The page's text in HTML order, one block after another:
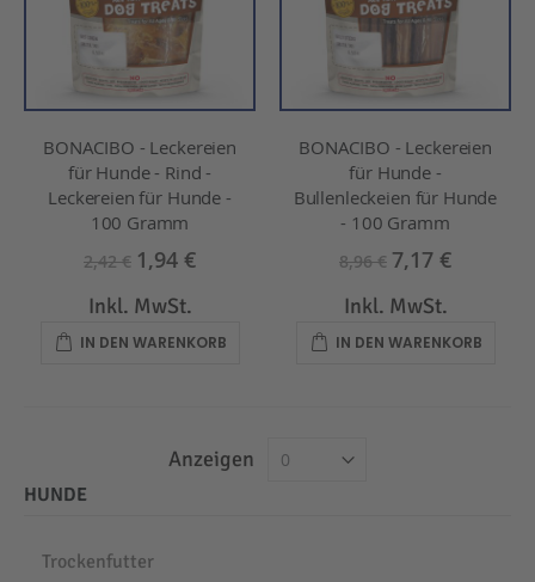
BONACIBO - Leckereien
für Hunde - Rind -
Leckereien für Hunde -
100 Gramm
2,42 € 1,94 €
Inkl. MwSt.
IN DEN WARENKORB
BONACIBO - Leckereien
für Hunde -
Bullenleckeien für Hunde
- 100 Gramm
8,96 € 7,17 €
Inkl. MwSt.
IN DEN WARENKORB
Anzeigen
HUNDE
Trockenfutter